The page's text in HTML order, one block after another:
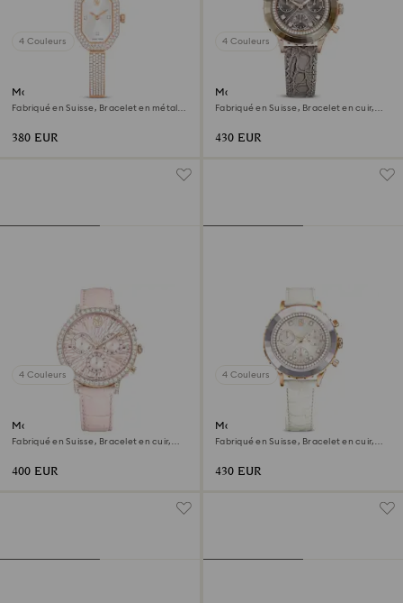
4 Couleurs
Montre Dextera bangle
Fabriqué en Suisse, Bracelet en métal,
380 EUR
4 Couleurs
Montre Octea chrono
Fabriqué en Suisse, Bracelet en cuir,
430 EUR
4 Couleurs
Montre Matrix tennis chrono
Fabriqué en Suisse, Bracelet en cuir,
400 EUR
4 Couleurs
Montre Octea chrono
Fabriqué en Suisse, Bracelet en cuir,
430 EUR